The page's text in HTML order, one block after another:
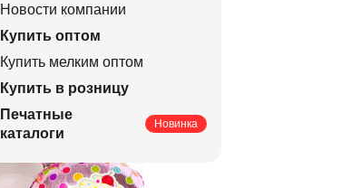
Новости компании
Купить оптом
Купить мелким оптом
Купить в розницу
Печатные
каталоги
Новинка